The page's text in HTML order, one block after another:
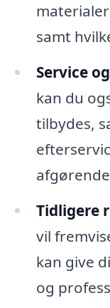
samt
Service
kan du
tilbydes,
Tidligere
vil
kan give
og